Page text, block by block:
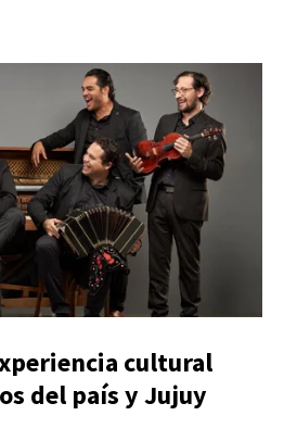
cultural
del país y Jujuy